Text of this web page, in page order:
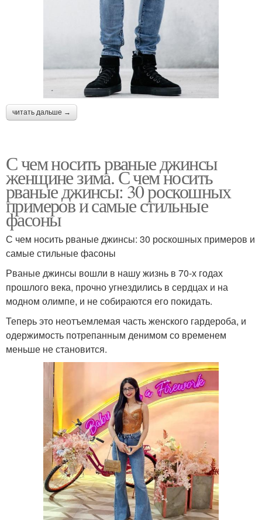
читать дальше →
С чем носить рваные джинсы
женщине зима. С чем носить
рваные джинсы: 30 роскошных
примеров и самые стильные
фасоны
С чем носить рваные джинсы: 30 роскошных примеров и
самые стильные фасоны
Рваные джинсы вошли в нашу жизнь в 70-х годах
прошлого века, прочно угнездились в сердцах и на
модном олимпе, и не собираются его покидать.
Теперь это неотъемлемая часть женского гардероба, и
одержимость потрепанным денимом со временем
меньше не становится.